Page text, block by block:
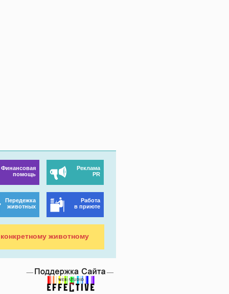
Финансовая
помощь
Реклама
PR
Передежка
животных
Работа
в приюте
животному